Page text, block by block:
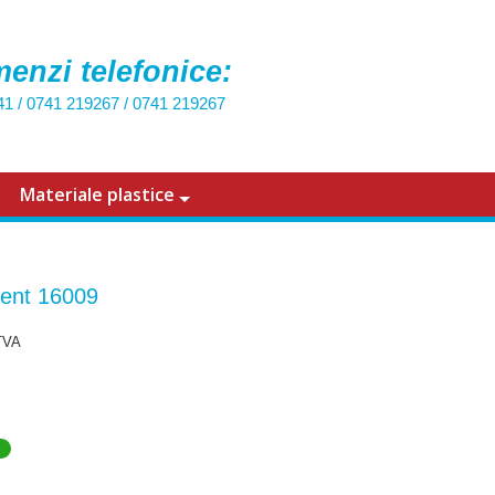
telefonice:
/ 0741 219267/ 0741 219267
Materiale plastice
16009